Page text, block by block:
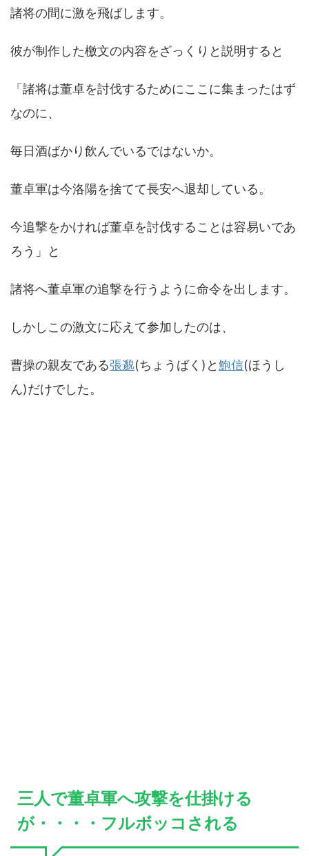
諸将の間に激を飛ばします。
彼が制作した檄文の内容をざっくりと説明すると
「諸将は董卓を討伐するためにここに集まったはず
なのに、
毎日酒ばかり飲んでいるではないか。
董卓軍は今洛陽を捨てて長安へ退却している。
今追撃をかければ董卓を討伐することは容易いであ
ろう」と
諸将へ董卓軍の追撃を行うように命令を出します。
しかしこの激文に応えて参加したのは、
曹操の親友である張邈(ちょうばく)と鮑信(ほうし
ん)だけでした。
三人で董卓軍へ攻撃を仕掛ける
が・・・・フルボッコされる